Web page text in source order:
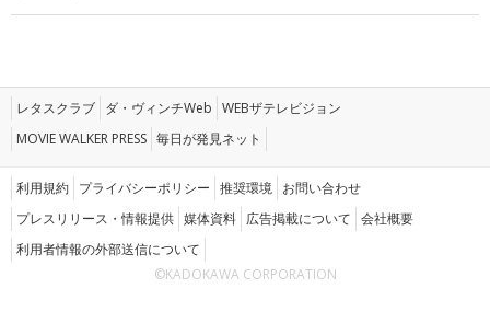
レタスクラブ ダ・ヴィンチWeb WEBザテレビジョン
MOVIE WALKER PRESS 毎日が発見ネット
利用規約 プライバシーポリシー 推奨環境 お問い合わせ
プレスリリース・情報提供 媒体資料 広告掲載について 会社概要
利用者情報の外部送信について
©KADOKAWA CORPORATION